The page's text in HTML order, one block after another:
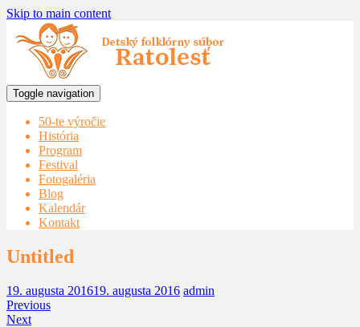
Skip to main content
Toggle navigation
50-te výročie
História
Program
Festival
Fotogaléria
Blog
Kalendár
Kontakt
Untitled
19. augusta 201619. augusta 2016 admin
Previous
Next